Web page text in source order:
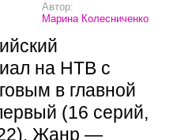
Автор:
Марина Колесниченко
на НТВ с
в главной
(16 серий,
Жанр —